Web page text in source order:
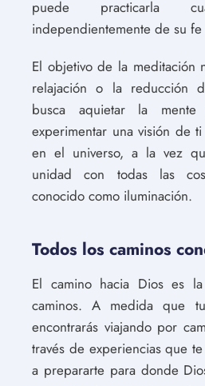
puede practicarla
independientemente de su
El objetivo de la meditación
relajación o la reducción
busca aquietar la
experimentar una visión de
en el universo, a la vez
unidad con todas las
conocido como iluminación.
Todos los caminos
El camino hacia Dios es
caminos. A medida que
encontrarás viajando por
través de experiencias que
a prepararte para donde